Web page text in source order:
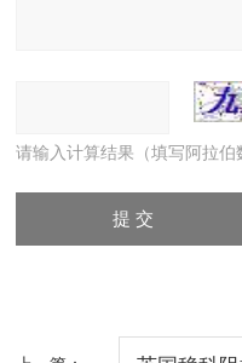
请输入计算结果（填写阿拉